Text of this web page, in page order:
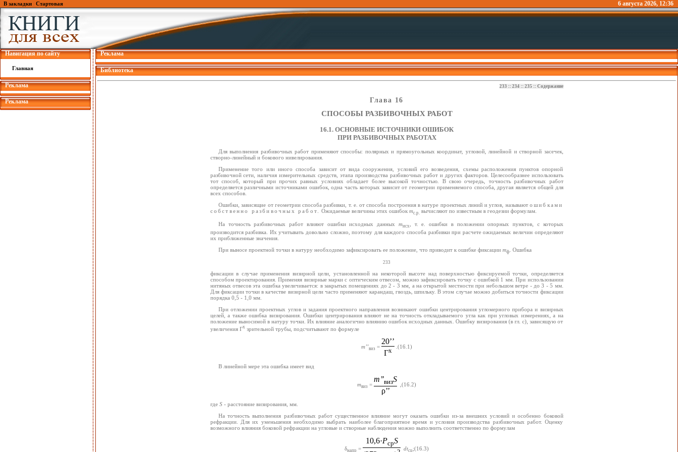
В закладки Стартовая 6 августа 2026, 12:36
Навигация по сайту
Главная
Реклама
Реклама
Реклама
Библиотека
233 :: 234:: 235 :: Содержание
Глава 16
СПОСОБЫ РАЗБИВОЧНЫХ РАБОТ
16.1. ОСНОВНЫЕ ИСТОЧНИКИ ОШИБОК
ПРИ РАЗБИВОЧНЫХ РАБОТАХ
Для выполнения разбивочных работ применяют способы: полярных и прямоугольных координат, угловой, линейной и створной засечек,
створно-линейный и бокового нивелирования.
Применение того или иного способа зависит от вида сооружения, условий его возведения, схемы расположения пунктов опорной
разбивочной сети, наличия измерительных средств, этапа производства разбивочных работ и других факторов. Целесообразнее использовать
тот способ, который при прочих равных условиях обладает более высокой точностью. В свою очередь, точность разбивочных работ
определяется различными источниками ошибок, одна часть которых зависит от геометрии применяемого способа, другая является общей для
всех способов.
Ошибки, зависящие от геометрии способа разбивки, т. е. от способа построения в натуре проектных линий и углов, называют ошибками
собственно разбивочных работ.
Ожидаемые величины этих ошибокmс.р. вычисляют по известным в геодезии формулам.
На точность разбивочных работ влияют ошибки исходных данных mисх
, т. е. ошибки в положении опорных пунктов, с которых
производится разбивка. Их учитывать довольно сложно, поэтому для каждого способа разбивки при расчете ожидаемых величин определяют
их приближенные значения.
При выносе проектной точки в натуру необходимо зафиксировать ее положение, что приводит к ошибке фиксации mф . Ошибка
233
фиксации в случае применения визирной цели, установленной на некоторой высоте над поверхностью фиксируемой точки, определяется
способом проектирования. Применяя визирные марки с оптическим отвесом, можно зафиксировать точку с ошибкой 1 мм. При использовании
нитяных отвесов эта ошибка увеличивается: в закрытых помещениях до 2 - 3 мм, а на открытой местности при небольшом ветре - до 3 - 5 мм.
Для фиксации точки в качестве визирной цели часто применяют карандаш, гвоздь, шпильку. В этом случае можно добиться точности фиксации
порядка 0,5 - 1,0 мм.
При отложении проектных углов и задания проектного направления возникают ошибки центрирования угломерного прибора и визирных
целей, а также ошибка визирования. Ошибки центрирования влияют не на точность откладываемого угла как при угловых измерениях, а на
положение выносимой в натуру точки. Их влияние аналогично влиянию ошибок исходных данных. Ошибку визирования (в гл. с), зависящую от
увеличения Гx зрительной трубы, подсчитывают по формуле
m’’виз =
20’’
Гx (16.1)
В линейной мере эта ошибка имеет вид
твиз =
m’’визS
ρ’’
(16.2)
где S- расстояние визирования, мм.
На точность выполнения разбивочных работ существенное влияние могут оказать ошибки из-за внешних условий и особенно боковой
рефракции. Для их уменьшения необходимо выбрать наиболее благоприятное время и условия производства разбивочных работ. Оценку
возможного влияния боковой рефракции на угловые и створные наблюдения можно выполнить соответственно по формулам
δнапр =
10,6·PсрS
dtср ;(16.3)